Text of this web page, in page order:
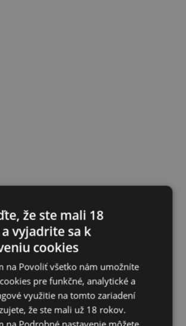
že ste mali 18
vyjadrite sa k
cookies
na Povoliť všetko nám umožníte
pre funkčné, analytické a
využitie na tomto zariadení
že ste mali už 18 rokov.